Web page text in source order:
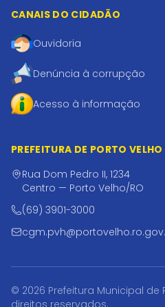
CANAIS DO CIDADÃO
Ouvidoria
Denúncia à corrupção
Acesso à informação
PREFEITURA DE PORTO VELHO
Rua Dom Pedro II, 1234
Centro — Porto Velho/RO
(69) 3901-3000
© 2026 Prefeitura Municipal de